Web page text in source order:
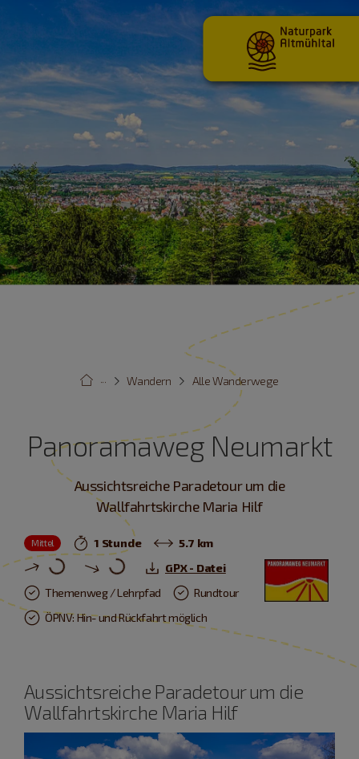
Alle Wanderwege
Wandern
···
Panoramaweg Neumarkt
Aussichtsreiche Paradetour um die
Wallfahrtskirche Maria Hilf
Mittel 1 Stunde
5.7 km
GPX - Datei
Themenweg / Lehrpfad
Rundtour
ÖPNV: Hin- und Rückfahrt möglich
Aussichtsreiche Paradetour um die
Wallfahrtskirche Maria Hilf